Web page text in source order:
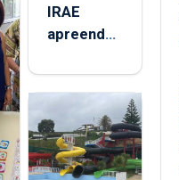
IRAE
apreendeu
toneladas
de
alimentos
entre
2021 e